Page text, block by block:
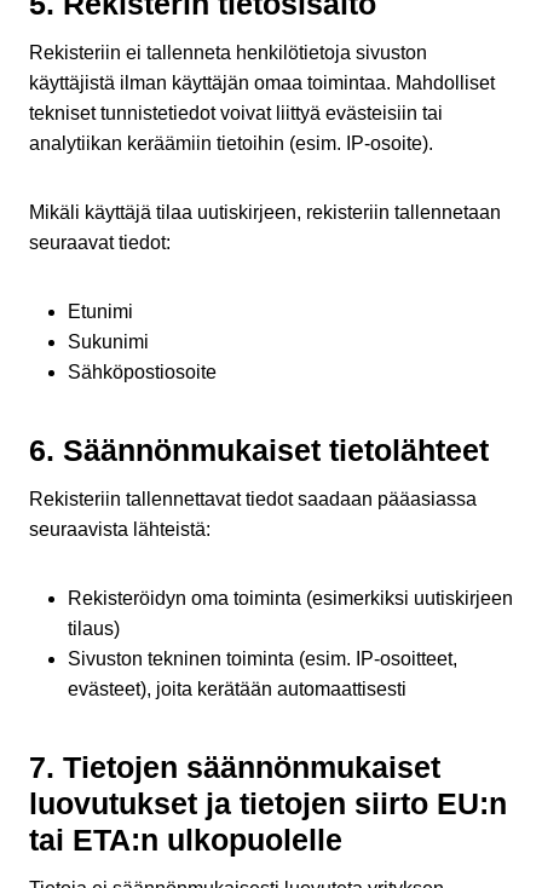
Rekisteriin ei tallenneta henkilötietoja sivuston
käyttäjistä ilman käyttäjän omaa toimintaa. Mahdolliset
tekniset tunnistetiedot voivat liittyä evästeisiin tai
analytiikan keräämiin tietoihin (esim. IP-osoite).
Mikäli käyttäjä tilaa uutiskirjeen, rekisteriin tallennetaan
seuraavat tiedot:
Etunimi
Sukunimi
Sähköpostiosoite
6. Säännönmukaiset tietolähteet
Rekisteriin tallennettavat tiedot saadaan pääasiassa
seuraavista lähteistä:
Rekisteröidyn oma toiminta (esimerkiksi uutiskirjeen
tilaus)
Sivuston tekninen toiminta (esim. IP-osoitteet,
evästeet), joita kerätään automaattisesti
7. Tietojen säännönmukaiset
luovutukset ja tietojen siirto EU:n
tai ETA:n ulkopuolelle